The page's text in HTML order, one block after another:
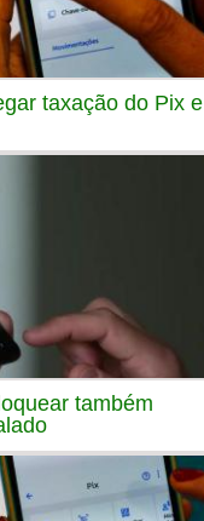
taxação do Pix e
também